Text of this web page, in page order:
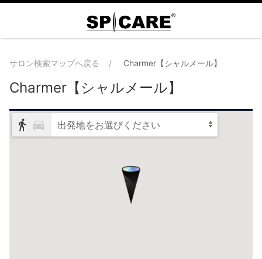
サロン検索マップへ戻る Charmer【シャルメール】
Charmer【シャルメール】
出発地をお選びください